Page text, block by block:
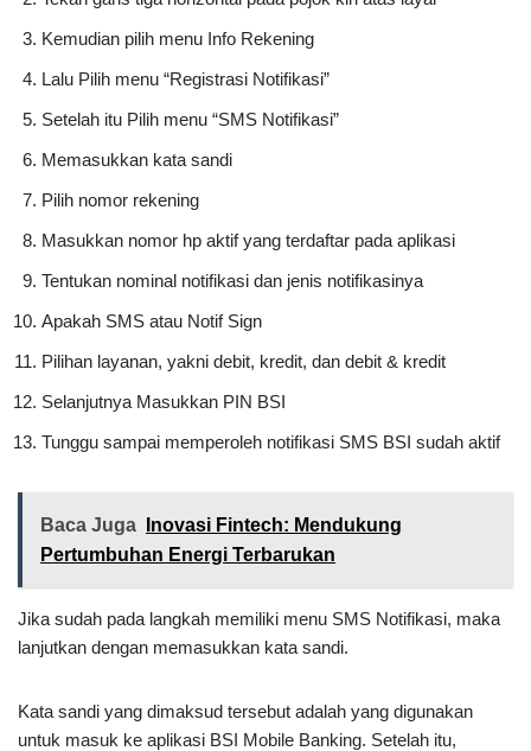
Kemudian pilih menu Info Rekening
Lalu Pilih menu “Registrasi Notifikasi”
Setelah itu Pilih menu “SMS Notifikasi”
Memasukkan kata sandi
Pilih nomor rekening
Masukkan nomor hp aktif yang terdaftar pada aplikasi
Tentukan nominal notifikasi dan jenis notifikasinya
Apakah SMS atau Notif Sign
Pilihan layanan, yakni debit, kredit, dan debit & kredit
Selanjutnya Masukkan PIN BSI
Tunggu sampai memperoleh notifikasi SMS BSI sudah aktif
Baca Juga
Inovasi Fintech: Mendukung
Pertumbuhan Energi Terbarukan
Jika sudah pada langkah memiliki menu SMS Notifikasi, maka
lanjutkan dengan memasukkan kata sandi.
Kata sandi yang dimaksud tersebut adalah yang digunakan
untuk masuk ke aplikasi BSI Mobile Banking. Setelah itu,